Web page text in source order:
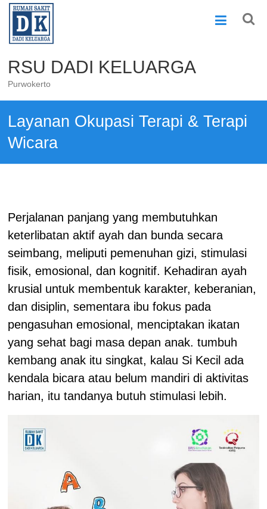
Skip
content
RSU DADI KELUARGA
Purwokerto
Layanan Okupasi Terapi & Terapi
Wicara
Perjalanan panjang yang membutuhkan
keterlibatan aktif ayah dan bunda secara
seimbang, meliputi pemenuhan gizi, stimulasi
fisik, emosional, dan kognitif. Kehadiran ayah
krusial untuk membentuk karakter, keberanian,
dan disiplin, sementara ibu fokus pada
pengasuhan emosional, menciptakan ikatan
yang sehat bagi masa depan anak. tumbuh
kembang anak itu singkat, kalau Si Kecil ada
kendala bicara atau belum mandiri di aktivitas
harian, itu tandanya butuh stimulasi lebih.